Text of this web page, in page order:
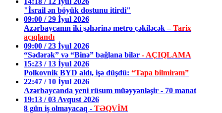
"İsrail ən böyük dostunu itirdi"
09:00 / 29 İyul 2026
Azərbaycanın iki şəhərinə metro çəkiləcək –Tarix
açıqlandı
09:00 / 23 İyul 2026
“Sədərək” və “Binə” bağlana bilər - AÇIQLAMA
15:23 / 13 İyul 2026
Polkovnik BYD aldı, işə düşdü: “Tapa bilmirəm”
22:47 / 10 İyul 2026
Azərbaycanda yeni rüsum müəyyənləşir - 70 manat
19:13 / 03 Avqust 2026
8 gün iş olmayacaq - TƏQVİM